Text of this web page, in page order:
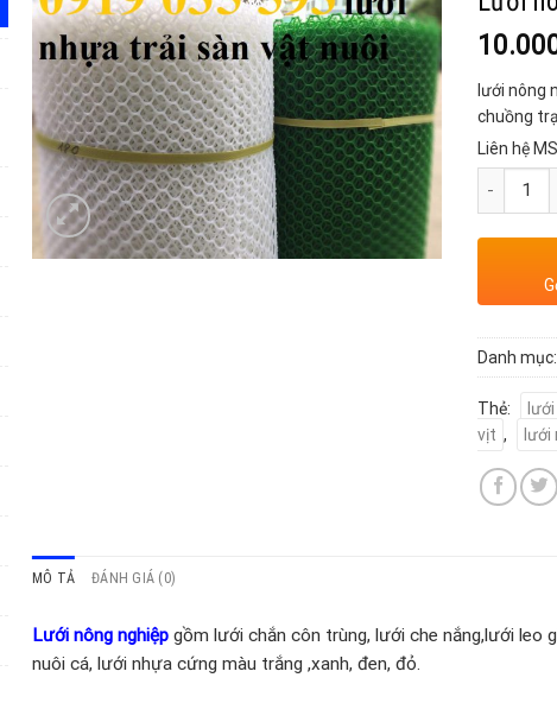
lưới nông
chuồng
Liên hệ
Số lượng
Danh mục:
Thẻ:
vịt , lưới
MÔ TẢ ĐÁNH GIÁ (0)
Lưới nông nghiệp gồm lưới chắn côn trùng, lưới che nắng,lưới leo
nuôi cá, lưới nhựa cứng màu trắng ,xanh, đen, đỏ.